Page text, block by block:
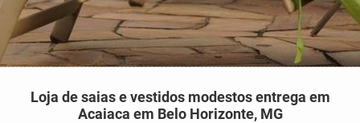
Loja de saias e vestidos modestos entrega em
Acaiaca em Belo Horizonte, MG